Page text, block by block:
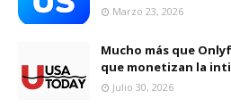
Marzo 23, 2026
Mucho más que
que monetizan la
Julio 30, 2026